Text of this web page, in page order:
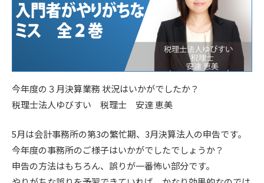
今年度の３月決算業務 状況はいかがでしたか？
税理士法人ゆびすい 税理士 安達 恵美
5月は会計事務所の第3の繁忙期、3月決算法人の申告です。
今年度の事務所のご様子はいかがでしたでしょうか？
申告の方法はもちろん、誤りが一番怖い部分です。